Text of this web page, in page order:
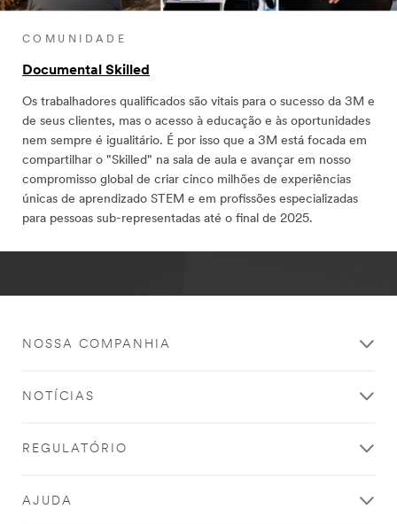
COMUNIDADE
Documental Skilled
Os trabalhadores qualificados são vitais para o sucesso da 3M e
de seus clientes, mas o acesso à educação e às oportunidades
nem sempre é igualitário. É por isso que a 3M está focada em
compartilhar o "Skilled" na sala de aula e avançar em nosso
compromisso global de criar cinco milhões de experiências
únicas de aprendizado STEM e em profissões especializadas
para pessoas sub-representadas até o final de 2025.
NOSSA COMPANHIA
NOTÍCIAS
REGULATÓRIO
AJUDA